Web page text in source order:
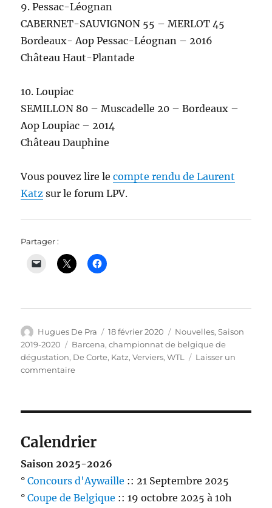
9. Pessac-Léognan
CABERNET-SAUVIGNON 55 – MERLOT 45
Bordeaux- Aop Pessac-Léognan – 2016
Château Haut-Plantade
10. Loupiac
SEMILLON 80 – Muscadelle 20 – Bordeaux –
Aop Loupiac – 2014
Château Dauphine
Vous pouvez lire lecompte rendu de Laurent
Katz sur le forum LPV.
Partager :
Auteur
Hugues De Pra
Publié
le
18 février 2020 Catégories
Nouvelles,Saison
2019-2020
Étiquettes
Barcena,championnat de belgique de
dégustation, De Corte, Katz,Verviers,WTL
Laisser un
commentairesur
en
titre
arrachent
la
1ère
place
Calendrier
Saison 2025-2026
°Concours d'Aywaille :: 21 Septembre 2025
°Coupe de Belgique :: 19 octobre 2025 à 10h